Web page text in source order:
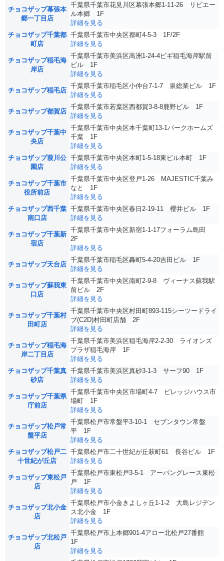
チョコザップ幕張本
郷一丁目店
千葉県千葉市花見川区幕張本郷1-11-26 リビエー
ル本郷 1F
詳細を見る
チョコザップ千葉都
町店
千葉県千葉市中央区都町4-5-3 1F/2F
詳細を見る
チョコザップ稲毛海
岸店
千葉県千葉市美浜区高洲1-24-4ビギ稲毛海岸駅前
ビル 1F
詳細を見る
チョコザップ稲毛店
千葉県千葉市稲毛区小仲台7-1-7 泉総業ビル 1F
詳細を見る
チョコザップ都賀店
千葉県千葉市若葉区西都賀3-8-8鹿野ビル 1F
詳細を見る
チョコザップ千葉中
央店
千葉県千葉市中央区本千葉町13-1パークホームズ
千葉 1F
詳細を見る
チョコザップ葭川公
園店
千葉県千葉市中央区本町1-5-18東ビル本町 1F
詳細を見る
チョコザップ千葉市
役所前店
千葉県千葉市中央区登戸1-26 MAJESTIC千葉み
なと 1F
詳細を見る
チョコザップ西千葉
南口店
千葉県千葉市中央区春日2-19-11 櫻井ビル 1F
詳細を見る
チョコザップ千葉新
宿店
千葉県千葉市中央区新宿1-1-17フォーラム島田
2F
詳細を見る
チョコザップ天台店
千葉県千葉市稲毛区轟町5-4-20吉田ビル 1F
詳細を見る
チョコザップ蘇我東
口店
千葉県千葉市中央区南町2-9-8 ヴィーナス蘇我駅
前ビル 2F
詳細を見る
チョコザップ千葉村
田町店
千葉県千葉市中央区村田町893-115シーツードライ
ブ(C2D)村田町店舗 2F
詳細を見る
チョコザップ稲毛海
岸二丁目店
千葉県千葉市美浜区稲毛海岸2-2-30 ライオンズ
プラザ稲毛海岸 1F
詳細を見る
チョコザップ千葉真
砂店
千葉県千葉市美浜区真砂3-1-3 サーフ90 1F
詳細を見る
チョコザップ千葉県
庁前店
千葉県千葉市中央区市場町4-7 ビレッジハウス市
場町 1F
詳細を見る
チョコザップ松戸常
盤平店
千葉県松戸市常盤平3-10-1 セブンタウン常盤
平 1F
詳細を見る
チョコザップ松戸二
十世紀が丘店
千葉県松戸市二十世紀が丘萩町61 長谷ビル 1F
詳細を見る
チョコザップ東松戸
店
千葉県松戸市東松戸3-5-1 アーバングレース東松
戸 1F
詳細を見る
チョコザップ北小金
店
千葉県松戸市小金きよしヶ丘1-1-2 大島レジデン
ス北小金 1F
詳細を見る
チョコザップ北松戸
店
千葉県松戸市上本郷901-4アロー北松戸27番館
1F
詳細を見る